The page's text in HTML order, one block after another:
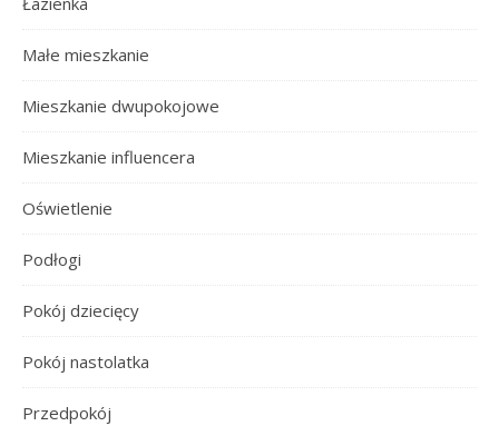
Małe mieszkanie
Mieszkanie dwupokojowe
Mieszkanie influencera
Oświetlenie
Podłogi
Pokój dziecięcy
Pokój nastolatka
Przedpokój